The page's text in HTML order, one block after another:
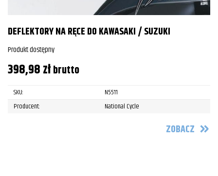
DEFLEKTORY NA RĘCE DO KAWASAKI / SUZUKI
Produkt dostępny
398,98złbrutto
SKU:
N5511
Producent:
National Cycle
ZOBACZ